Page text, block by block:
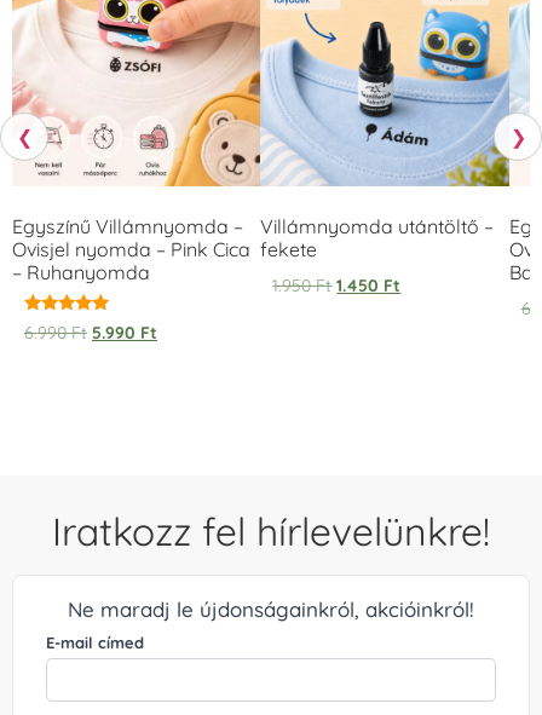
❮
Egyszínű Villámnyomda –
Ovisjel nyomda – Pink Cica
– Ruhanyomda
Értékelés:
5.00
6.990Ft 5.990 Ft
Villámnyomda utántöltő –
fekete
1.950Ft 1.450 Ft
❯
Iratkozz fel hírlevelünkre!
Ne maradj le újdonságainkról, akcióinkról!
E-mail címed